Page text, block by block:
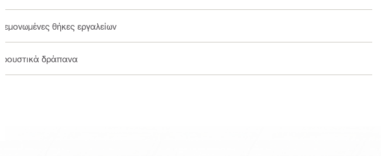
Μεμονωμένες θήκες εργαλείων
Κρουστικά δράπανα